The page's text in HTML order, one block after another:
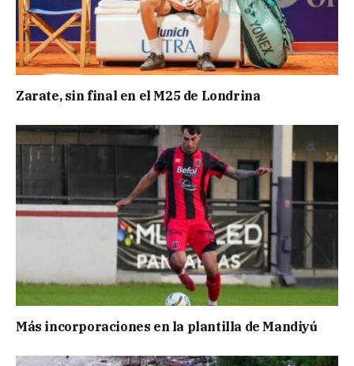
Zarate, sin final en el M25 de Londrina
Más incorporaciones en la plantilla de Mandiyú